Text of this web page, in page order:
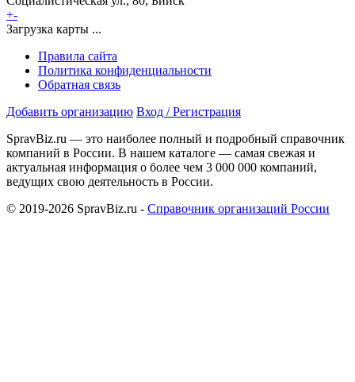
+-
Загрузка карты ...
Правила сайта
Политика конфиденциальности
Обратная связь
Добавить организацию Вход / Регистрация
SpravBiz.ru — это наиболее полный и подробный справочник
компаний в России. В нашем каталоге — самая свежая и
актуальная информация о более чем 3 000 000 компаний,
ведущих свою деятельность в России.
© 2019-2026 SpravBiz.ru - Справочник организаций России